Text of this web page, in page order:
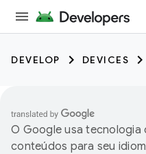
DEVELOP DEVICES
O Google usa tecnologia
conteúdos para seu